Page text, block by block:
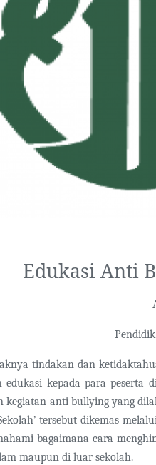
Edukasi Anti
tindakan dan
edukasi kepada para peserta
kegiatan anti bullying yang
tersebut dikemas
bagaimana cara
maupun di luar sekolah.